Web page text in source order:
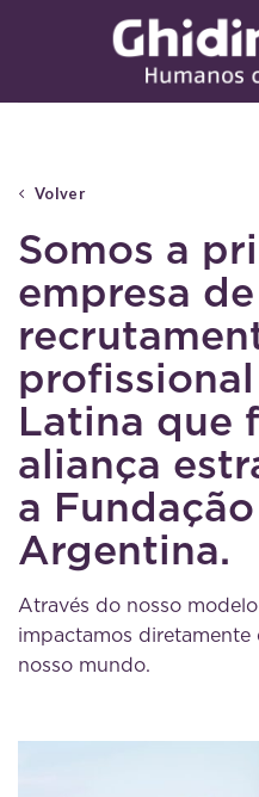
Volver
Somos a
empresa de
Latina que
aliança
a
Argentina.
Através do nosso
impactamos diretamente
nosso mundo.